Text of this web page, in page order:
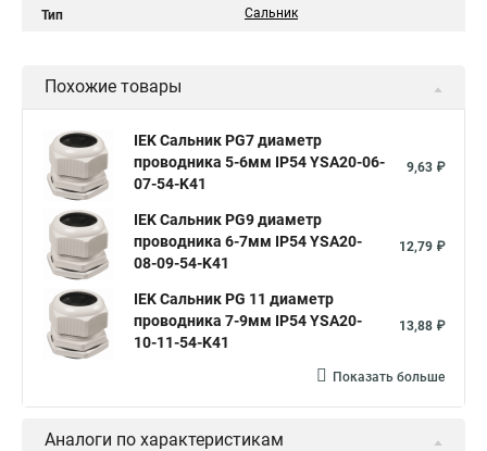
Тип Сальник
Похожие товары
IEK Сальник PG7 диаметр
проводника 5-6мм IP54 YSA20-06-
07-54-K41
9,63 ₽
IEK Сальник PG9 диаметр
проводника 6-7мм IP54 YSA20-
08-09-54-K41
12,79 ₽
IEK Сальник PG 11 диаметр
проводника 7-9мм IP54 YSA20-
10-11-54-K41
13,88 ₽
Показать больше
Аналоги по характеристикам